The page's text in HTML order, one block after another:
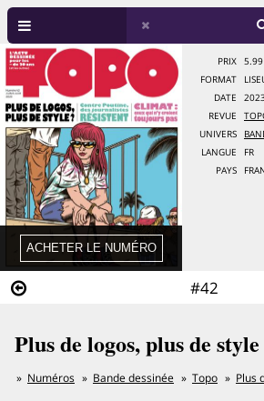
#42
PRIX
5.99
FORMAT
DATE
REVUE
UNIVERS
LANGUE
FR
PAYS
Plus de logos, plus de
Numéros Bande dessinée Topo Plus